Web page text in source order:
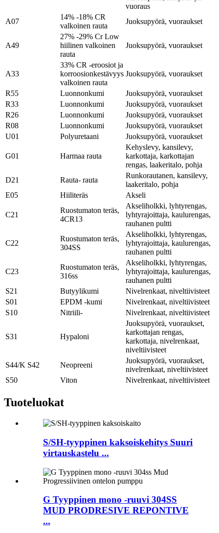
vuoraus
A07
14% -18% CR
valkoinen rauta
Juoksupyörä, vuoraukset
A49
27% -29% Cr Low
hiilinen valkoinen
rauta
Juoksupyörä, vuoraukset
A33
33% CR -eroosiot ja
korroosionkestävyys
valkoinen rauta
Juoksupyörä, vuoraukset
R55 Luonnonkumi
Juoksupyörä, vuoraukset
R33
Luonnonkumi
Juoksupyörä, vuoraukset
R26
Luonnonkumi
Juoksupyörä, vuoraukset
R08
Luonnonkumi
Juoksupyörä, vuoraukset
U01
Polyuretaani Juoksupyörä, vuoraukset
G01 Harmaa rauta
Kehyslevy, kansilevy,
karkottaja, karkottajan
rengas, laakeritalo, pohja
D21
Rauta- rauta
Runkorautanen, kansilevy,
laakeritalo, pohja
E05
Hiiliteräs Akseli
C21
Ruostumaton teräs,
4CR13
Akseliholkki, lyhtyrengas,
lyhtyrajoittaja, kaulurengas,
rauhanen pultti
C22
Ruostumaton teräs,
304SS
Akseliholkki, lyhtyrengas,
lyhtyrajoittaja, kaulurengas,
rauhanen pultti
C23
Ruostumaton teräs,
316ss
Akseliholkki, lyhtyrengas,
lyhtyrajoittaja, kaulurengas,
rauhanen pultti
S21
Butyylikumi
Nivelrenkaat, niveltiivisteet
S01
EPDM -kumi
Nivelrenkaat, niveltiivisteet
S10
Nitriili- Nivelrenkaat, niveltiivisteet
S31 Hypaloni
Juoksupyörä, vuoraukset,
karkottajan rengas,
karkottaja, nivelrenkaat,
niveltiivisteet
S44/K S42
Neopreeni
Juoksupyörä, vuoraukset,
nivelrenkaat, niveltiivisteet
S50
Viton Nivelrenkaat, niveltiivisteet
Tuoteluokat
S/SH-tyyppinen kaksoiskehitys Suuri
virtauskastelu ...
G Tyyppinen mono -ruuvi 304SS
MUD PRODRESIVE REPONTIVE
...